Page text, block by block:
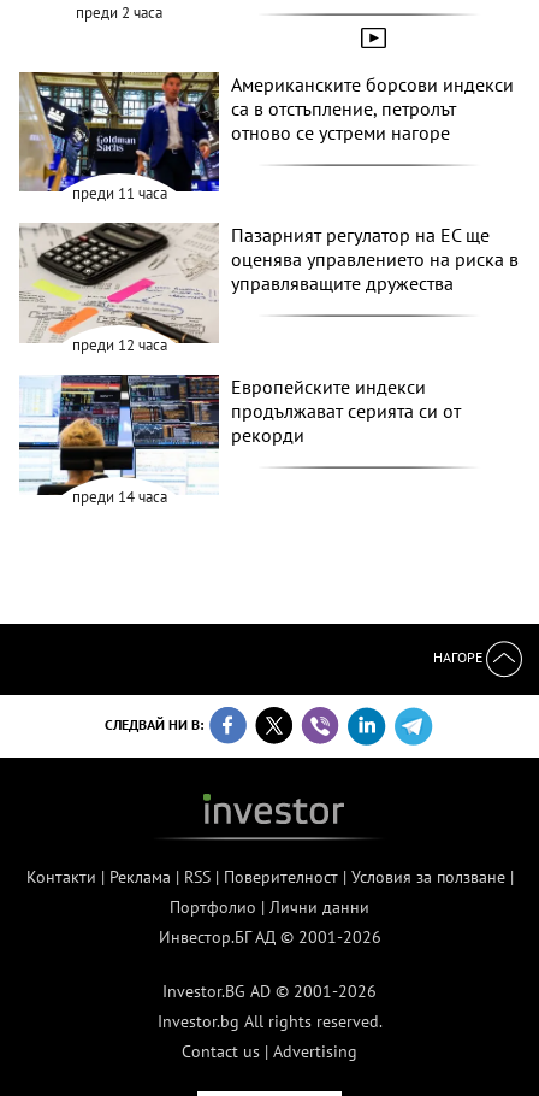
преди 2 часа
преди 11 часа
Американските борсови индекси
са в отстъпление, петролът
отново се устреми нагоре
преди 12 часа
Пазарният регулатор на ЕС ще
оценява управлението на риска в
управляващите дружества
преди 14 часа
Европейските индекси
продължават серията си от
рекорди
НАГОРЕ
СЛЕДВАЙ НИ В:
Контакти | Реклама | RSS| Поверителност| Условия за ползване|
Портфолио | Лични данни
Инвестор.БГ АД © 2001-2026
Investor.BG AD © 2001-2026
Investor.bg All rights reserved.
Contact us | Advertising